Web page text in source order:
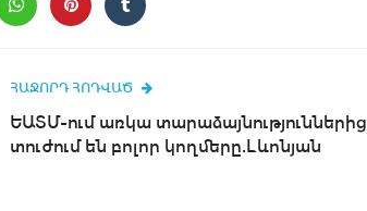
ՀԱՋՈՐԴ ՀՈԴՎԱԾ
ԵԱՏՄ-ում առկա տարաձայնություններից
տուժում են բոլոր կողմերը.Լևոնյան